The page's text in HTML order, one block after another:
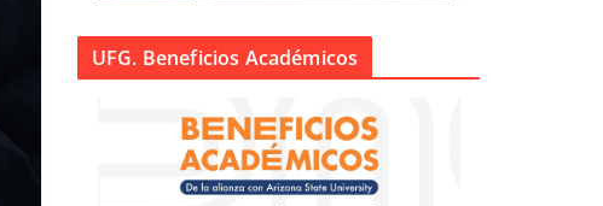
UFG. Beneficios Académicos